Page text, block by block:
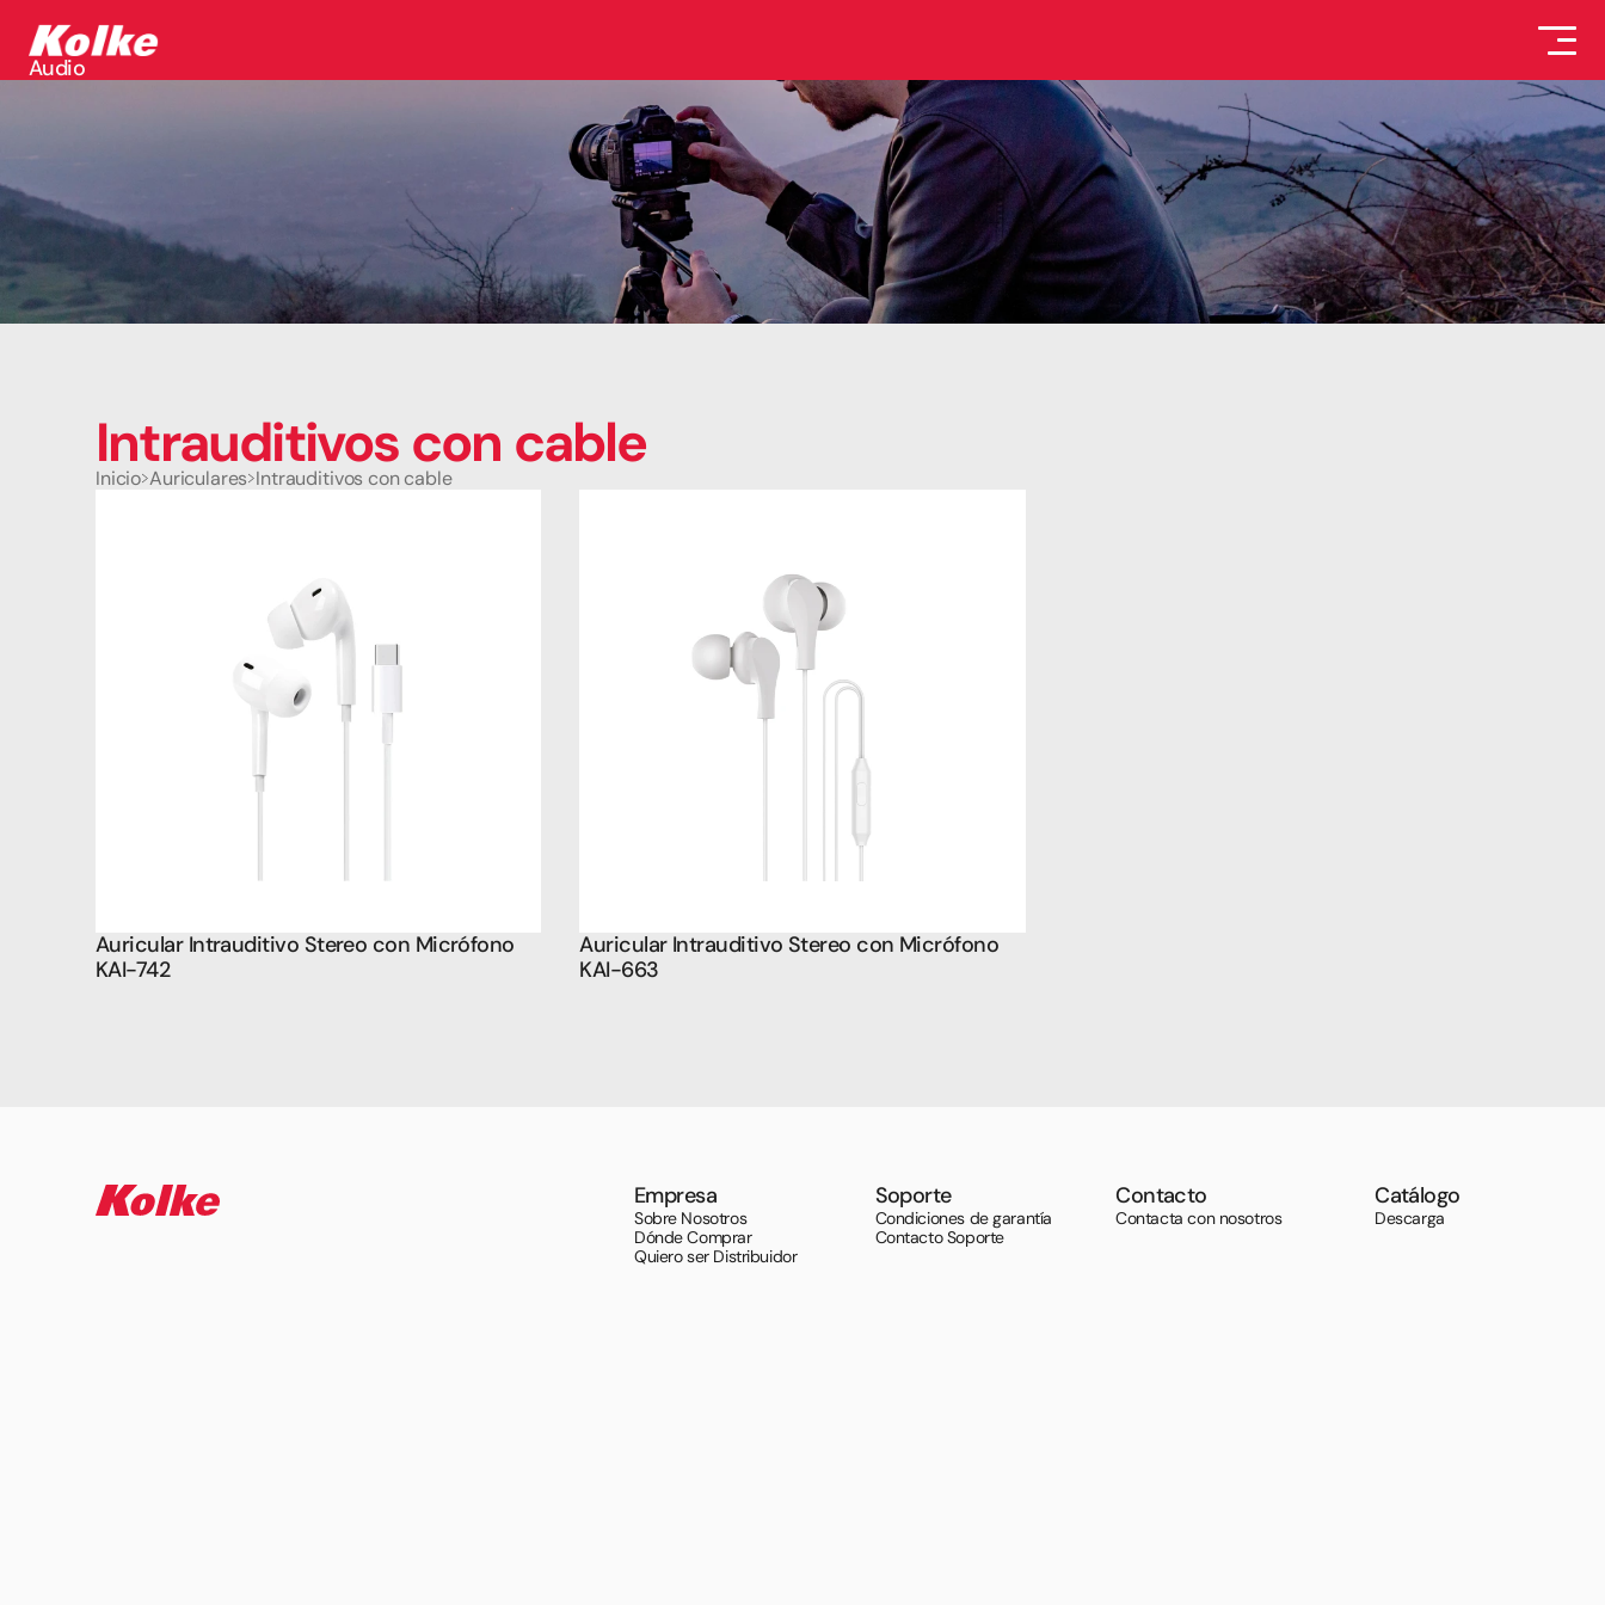
Audio
Conectividad
Gaming
Seguridad
Perifericos
Televisores
Tabletas
Intrauditivos con cable
Inicio Auriculares Intrauditivos con cable
Auricular Intrauditivo Stereo con Micrófono
KAI-742
Auricular Intrauditivo Stereo con Micrófono
KAI-663
Empresa
Sobre Nosotros
Dónde Comprar
Quiero ser Distribuidor
Soporte
Condiciones de garantía
Contacto Soporte
Contacto
Contacta con nosotros
Catálogo
Descarga